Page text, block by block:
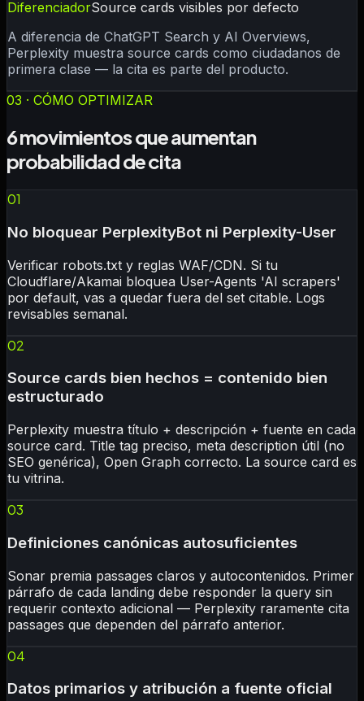
DiferenciadorSource cards visibles por defecto
A diferencia de ChatGPT Search y AI Overviews,
Perplexity muestra source cards como ciudadanos de
primera clase — la cita es parte del producto.
03 · CÓMO OPTIMIZAR
6 movimientos que aumentan
probabilidad de cita
01
No bloquear PerplexityBot ni Perplexity-User
Verificar robots.txt y reglas WAF/CDN. Si tu
Cloudflare/Akamai bloquea User-Agents 'AI scrapers'
por default, vas a quedar fuera del set citable. Logs
revisables semanal.
02
Source cards bien hechos = contenido bien
estructurado
Perplexity muestra título + descripción + fuente en cada
source card. Title tag preciso, meta description útil (no
SEO genérica), Open Graph correcto. La source card es
tu vitrina.
03
Definiciones canónicas autosuficientes
Sonar premia passages claros y autocontenidos. Primer
párrafo de cada landing debe responder la query sin
requerir contexto adicional — Perplexity raramente cita
passages que dependen del párrafo anterior.
04
Datos primarios y atribución a fuente oficial